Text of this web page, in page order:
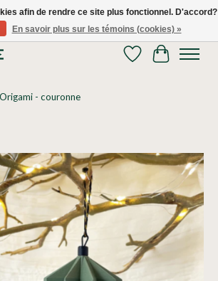
dans le Grand Montréal! 514.521.0118
Liste de souhaits
Panier
- couronne
slideshow Items
afin de rendre ce site plus fonctionnel. D'accord?
En savoir plus sur les témoins (cookies) »